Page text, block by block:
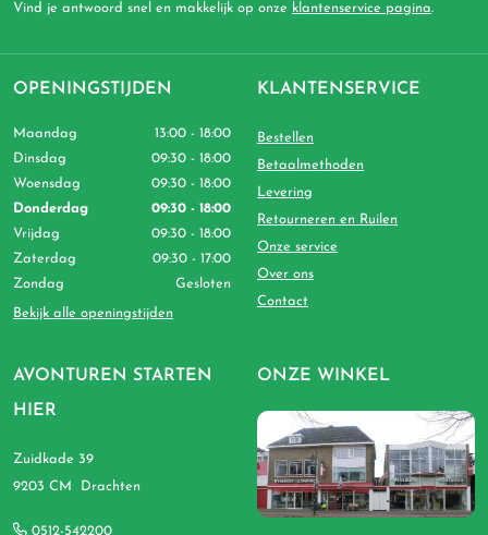
Vind je antwoord snel en makkelijk op onze klantenservice pagina.
AVONTUREN STARTEN
HIER
Zuidkade 39
9203 CM Drachten
0512-542200
OPENINGSTIJDEN
Maandag
13:00 - 18:00
Dinsdag
09:30 - 18:00
Woensdag
09:30 - 18:00
Donderdag
09:30 - 18:00
Vrijdag
09:30 - 18:00
Zaterdag
09:30 - 17:00
Zondag
Gesloten
Bekijk alle openingstijden
KLANTENSERVICE
Bestellen
Betaalmethoden
Levering
Retourneren en Ruilen
Onze service
Over ons
Contact
ONZE WINKEL